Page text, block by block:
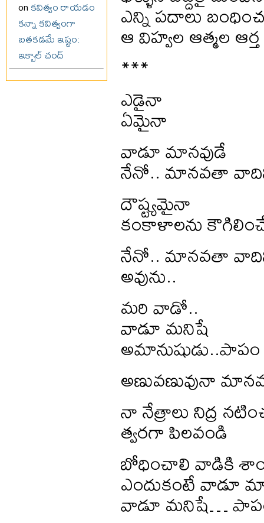
onకవిత్వం రాయడం
కన్నా కవిత్వంగా
బతకడమే ఇష్టం:
ఇక్బాల్ చంద్
ఎన్ని పదాలు
ఆ విహ్వల ఆత్మల
***
ఎడైనా
ఏమైనా
వాడూ మానవుడే
నేనో.. మానవతా
దౌష్ట్యమైనా
కంకాళాలను
నేనో.. మానవతా
అవును..
మరి వాడో..
వాడూ మనిషే
అమానుషుడు..పాపం
అణువణువునా
నా నేత్రాలు నిద్ర
త్వరగా పిలవండి
బోధించాలి వాడికి
ఎందుకంటే వాడూ
వాడూ మనిషే…